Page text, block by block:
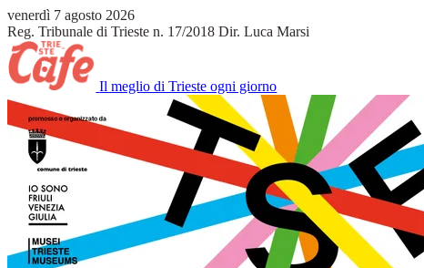
venerdì 7 agosto 2026
Reg. Tribunale di Trieste n. 17/2018 Dir. Luca Marsi
Il meglio di Trieste ogni giorno